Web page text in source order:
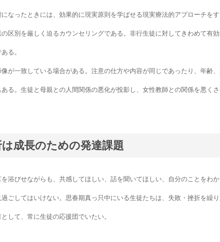
なったときには、効果的に現実原則を学ばせる現実療法的アプローチをす
区別を厳しく迫るカウンセリングである。非行生徒に対してきわめて有
る。
が一致している場合がある。注意の仕方や内容が同じであったり、年齢、
る。生徒と母親との人間関係の悪化が投影し、女性教師との関係を悪く
は成長のための発達課題
浴びせながらも、共感してほしい、話を聞いてほしい、自分のことをわ
ごしてはいけない。思春期真っ只中にいる生徒たちは、失敗・挫折を繰
して、常に生徒の応援団でいたい。